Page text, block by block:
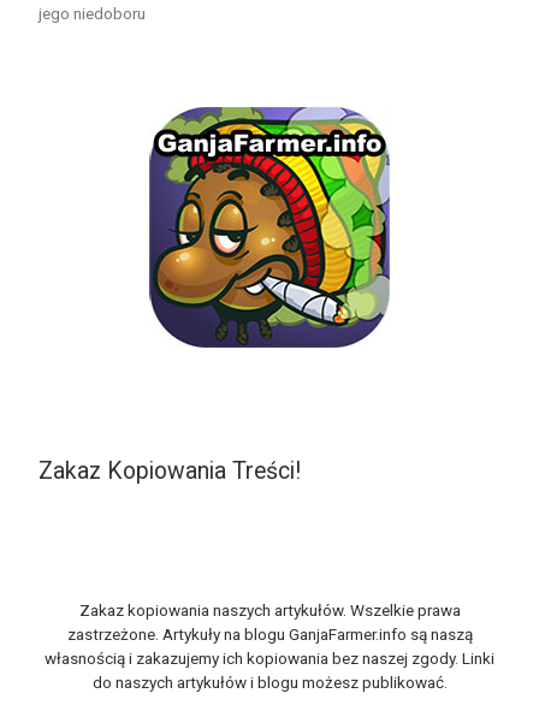
jego niedoboru
Zakaz Kopiowania Treści!
Zakaz kopiowania naszych artykułów. Wszelkie prawa
zastrzeżone. Artykuły na blogu GanjaFarmer.info są naszą
własnością i zakazujemy ich kopiowania bez naszej zgody. Linki
do naszych artykułów i blogu możesz publikować.